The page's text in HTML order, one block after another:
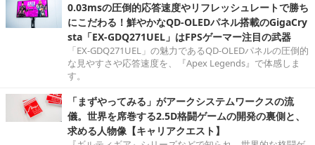
0.03msの圧倒的応答速度やリフレッシュレートで勝ち
にこだわる！鮮やかなQD-OLEDパネル搭載のGigaCry
sta「EX-GDQ271UEL」はFPSゲーマー注目の武器
「EX-GDQ271UEL」の魅力であるQD-OLEDパネルの圧倒的
な見やすさや応答速度を、『Apex Legends』で体感しま
す。
「まずやってみる」がアークシステムワークスの流
儀。世界を席巻する2.5D格闘ゲームの開発の裏側と、
求める人物像【キャリアクエスト】